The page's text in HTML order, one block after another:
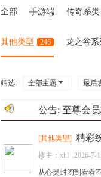
全部 手游端 传奇系类
其他类型 246 龙之谷系
筛选: 全部主题 最后
公告: 至尊会
[其他类型] 精彩
楼主： xhl
2026-7-
从心灵封闭到看看